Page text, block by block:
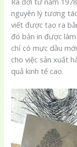
nguyên lý tương
viết được tạo ra
đó bản in được
chỉ có mực dầu
cho việc sản xuất
quả kinh tế cao.